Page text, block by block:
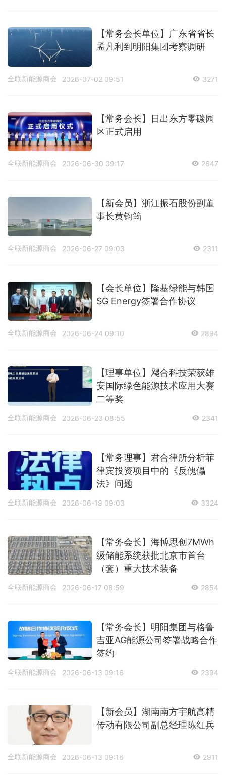
【常务会长单位】广东省省长
孟凡利到明阳集团考察调研
全联新能源商会 2026-07-02 09:51 3271
【常务会长】日出东方零碳园
区正式启用
全联新能源商会 2026-06-30 09:17 2647
【新会员】浙江振石股份副董
事长黄钧筠
全联新能源商会 2026-06-27 09:03 2311
【会长单位】隆基绿能与韩国
SG Energy签署合作协议
全联新能源商会 2026-06-24 09:10 2894
【理事单位】飔合科技荣获雄
安国际绿色能源技术应用大赛
二等奖
全联新能源商会 2026-06-23 08:55 2341
【常务理事】君合律所分析菲
律宾投资项目中的《反傀儡
法》问题
全联新能源商会 2026-06-19 09:03 3324
【常务会长】海博思创7MWh
级储能系统获批北京市首台
（套）重大技术装备
全联新能源商会 2026-06-17 08:59 2854
【常务会长】明阳集团与格鲁
吉亚AG能源公司签署战略合作
签约
全联新能源商会 2026-06-13 09:16 2394
【新会员】湖南南方宇航高精
传动有限公司副总经理陈红兵
全联新能源商会 2026-06-13 09:16 2911